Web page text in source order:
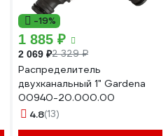
-19%
1 885 ₽
2 069 ₽2 329 ₽
Распределитель
двухканальный 1" Gardena
00940-20.000.00
4.8(13)